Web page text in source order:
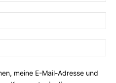
meine E-Mail-Adresse und